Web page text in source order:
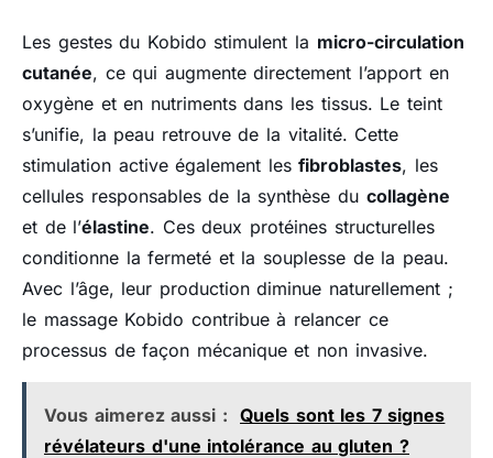
Les gestes du Kobido stimulent la micro-circulation
cutanée, ce qui augmente directement l’apport en
oxygène et en nutriments dans les tissus. Le teint
s’unifie, la peau retrouve de la vitalité. Cette
stimulation active également lesfibroblastes, les
cellules responsables de la synthèse du collagène
et de l’élastine. Ces deux protéines structurelles
conditionne la fermeté et la souplesse de la peau.
Avec l’âge, leur production diminue naturellement ;
le massage Kobido contribue à relancer ce
processus de façon mécanique et non invasive.
Vous aimerez aussi :
Quels sont les 7 signes
révélateurs d'une intolérance au gluten ?